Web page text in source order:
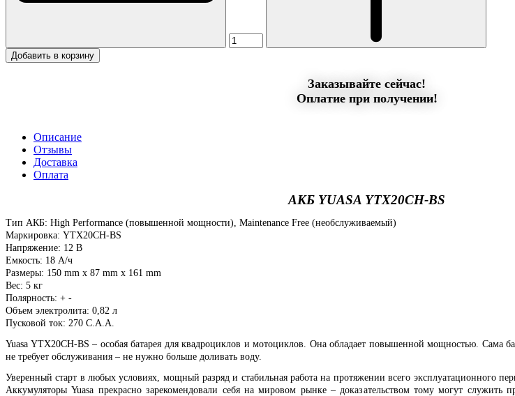
Добавить в корзину
Заказывайте сейчас!
Оплатие при получении!
Описание
Отзывы
Доставка
Оплата
АКБ YUASA YTX20CH-BS
Тип АКБ: High Performance (повышенной мощности), Maintenance Free (необслуживаемый)
Маркировка: YTX20CH-BS
Напряжение: 12 В
Емкость: 18 А/ч
Размеры: 150 mm x 87 mm x 161 mm
Вес: 5 кг
Полярность: + -
Объем электролита: 0,82 л
Пусковой ток: 270 C.A.A.
Yuasa YTX20CH-BS – особая батарея для квадроциклов и мотоциклов. Она обладает повышенной мощностью. Сама
не требует обслуживания – не нужно больше доливать воду.
Уверенный старт в любых условиях, мощный разряд и стабильная работа на протяжении всего эксплуатационного
Аккумуляторы Yuasa прекрасно зарекомендовали себя на мировом рынке – доказательством тому могут